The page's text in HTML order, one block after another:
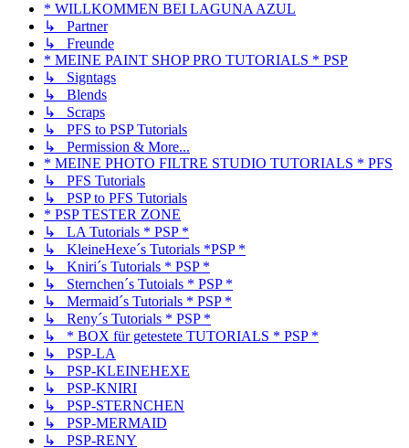
* WILLKOMMEN BEI LAGUNA AZUL
↳ Partner
↳ Freunde
* MEINE PAINT SHOP PRO TUTORIALS * PSP
↳ Signtags
↳ Blends
↳ Scraps
↳ PFS to PSP Tutorials
↳ Permission & More...
* MEINE PHOTO FILTRE STUDIO TUTORIALS * PFS
↳ PFS Tutorials
↳ PSP to PFS Tutorials
* PSP TESTER ZONE
↳ LA Tutorials * PSP *
↳ KleineHexe´s Tutorials *PSP *
↳ Kniri´s Tutorials * PSP *
↳ Sternchen´s Tutoials * PSP *
↳ Mermaid´s Tutorials * PSP *
↳ Reny´s Tutorials * PSP *
↳ * BOX für getestete TUTORIALS * PSP *
↳ PSP-LA
↳ PSP-KLEINEHEXE
↳ PSP-KNIRI
↳ PSP-STERNCHEN
↳ PSP-MERMAID
↳ PSP-RENY